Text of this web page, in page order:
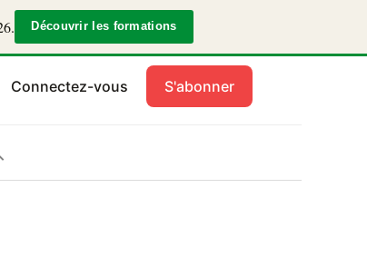
Découvrir les formations
Connectez-vous S'abonner